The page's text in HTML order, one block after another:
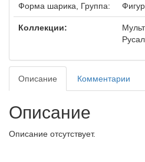
Форма шарика, Группа:
Коллекции:
Описание Комментарии
Описание
Описание отсутствует.